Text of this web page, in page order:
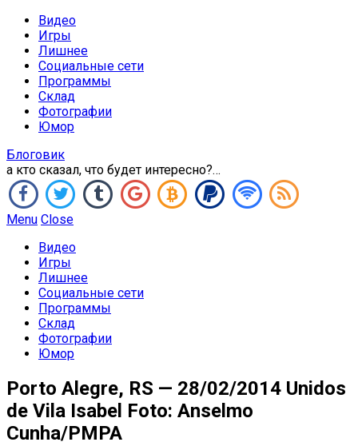
Видео
Игры
Лишнее
Социальные сети
Программы
Склад
Фотографии
Юмор
Блоговик
а кто сказал, что будет интересно?…
Menu Close
Видео
Игры
Лишнее
Социальные сети
Программы
Склад
Фотографии
Юмор
Porto Alegre, RS — 28/02/2014 Unidos
de Vila Isabel Foto: Anselmo
Cunha/PMPA